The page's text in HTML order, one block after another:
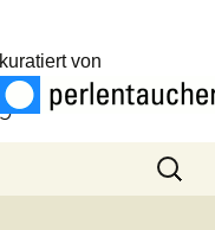
kuratiert von
Suchen
nach: